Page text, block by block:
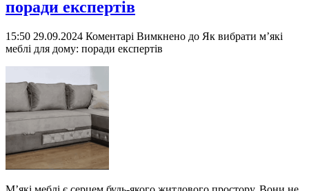
поради експертів
15:50 29.09.2024 Коментарі Вимкнено до Як вибрати м’які
меблі для дому: поради експертів